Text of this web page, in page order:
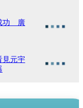
功 廣
見元宇